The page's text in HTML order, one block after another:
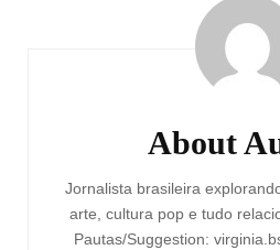
About
Jornalista brasileira
arte, cultura pop e tudo
Pautas/Suggestion: